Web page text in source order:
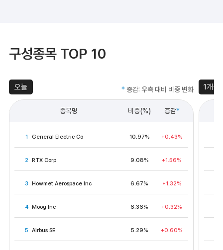
구성종목 TOP 10
오늘 * 증감: 우측 대비 비중 변화
종목명 비중(%) 증감*
1 General Electric Co 10.97% +0.43%
2 RTX Corp 9.08% +1.56%
3 Howmet Aerospace Inc 6.67% +1.32%
4 Moog Inc 6.36% +0.32%
5 Airbus SE 5.29% +0.60%
1개월